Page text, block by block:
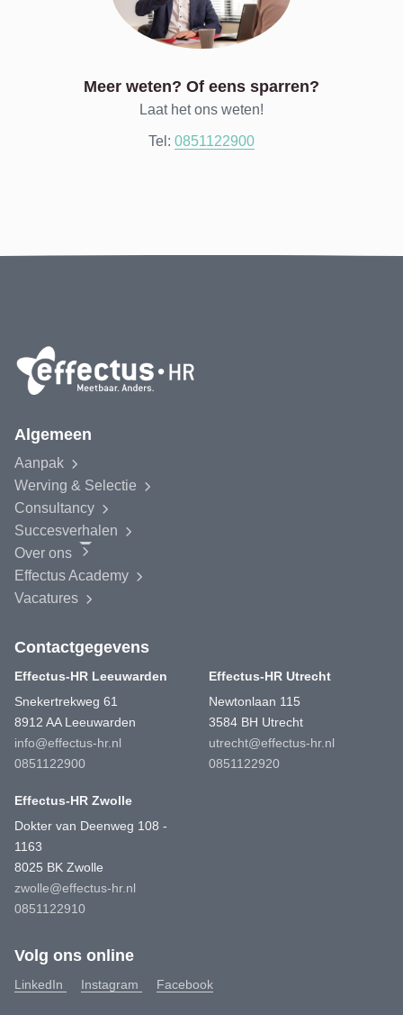
Meer weten? Of eens sparren?
Laat het ons weten!
Tel: 0851122900
Algemeen
Aanpak
Werving & Selectie
Consultancy
Succesverhalen
Over ons
EffectusAcademy
Vacatures
Contactgegevens
Effectus-HR Leeuwarden
Snekertrekweg 61
8912 AA Leeuwarden
info@effectus-hr.nl
0851122900
Effectus-HR Utrecht
Newtonlaan 115
3584 BH Utrecht
utrecht@effectus-hr.nl
0851122920
Effectus-HR Zwolle
Dokter van Deenweg 108 -
1163
8025 BK Zwolle
zwolle@effectus-hr.nl
0851122910
Volg ons online
LinkedIn Instagram Facebook